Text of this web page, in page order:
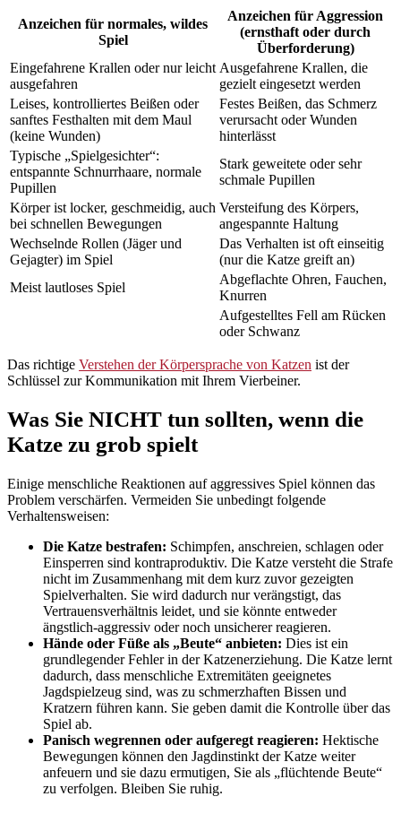
Anzeichen für normales, wildes
Spiel
Anzeichen für Aggression
(ernsthaft oder durch
Überforderung)
Eingefahrene Krallen oder nur leicht
ausgefahren
Ausgefahrene Krallen, die
gezielt eingesetzt werden
Leises, kontrolliertes Beißen oder
sanftes Festhalten mit dem Maul
(keine Wunden)
Festes Beißen, das Schmerz
verursacht oder Wunden
hinterlässt
Typische „Spielgesichter“:
entspannte Schnurrhaare, normale
Pupillen
Stark geweitete oder sehr
schmale Pupillen
Körper ist locker, geschmeidig, auch
bei schnellen Bewegungen
Versteifung des Körpers,
angespannte Haltung
Wechselnde Rollen (Jäger und
Gejagter) im Spiel
Das Verhalten ist oft einseitig
(nur die Katze greift an)
Meist lautloses Spiel
Abgeflachte Ohren, Fauchen,
Knurren
Aufgestelltes Fell am Rücken
oder Schwanz
Das richtige Verstehen der Körpersprache von Katzen ist der
Schlüssel zur Kommunikation mit Ihrem Vierbeiner.
Was Sie NICHT tun sollten, wenn die
Katze zu grob spielt
Einige menschliche Reaktionen auf aggressives Spiel können das
Problem verschärfen. Vermeiden Sie unbedingt folgende
Verhaltensweisen:
Die Katze bestrafen: Schimpfen, anschreien, schlagen oder
Einsperren sind kontraproduktiv. Die Katze versteht die Strafe
nicht im Zusammenhang mit dem kurz zuvor gezeigten
Spielverhalten. Sie wird dadurch nur verängstigt, das
Vertrauensverhältnis leidet, und sie könnte entweder
ängstlich-aggressiv oder noch unsicherer reagieren.
Hände oder Füße als „Beute“ anbieten: Dies ist ein
grundlegender Fehler in der Katzenerziehung. Die Katze lernt
dadurch, dass menschliche Extremitäten geeignetes
Jagdspielzeug sind, was zu schmerzhaften Bissen und
Kratzern führen kann. Sie geben damit die Kontrolle über das
Spiel ab.
Panisch wegrennen oder aufgeregt reagieren: Hektische
Bewegungen können den Jagdinstinkt der Katze weiter
anfeuern und sie dazu ermutigen, Sie als „flüchtende Beute“
zu verfolgen. Bleiben Sie ruhig.